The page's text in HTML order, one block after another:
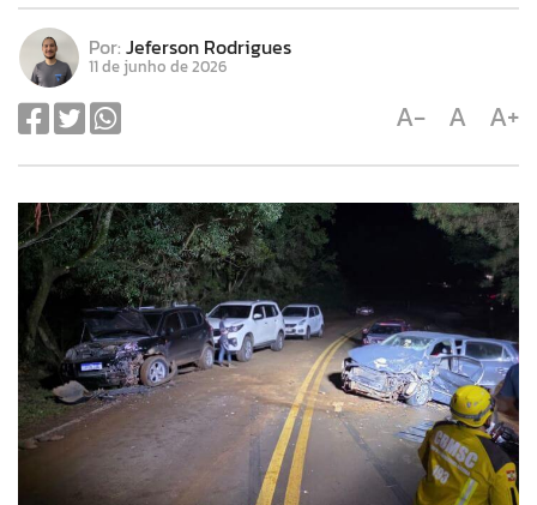
Por: Jeferson Rodrigues
11 de junho de 2026
A- A A+